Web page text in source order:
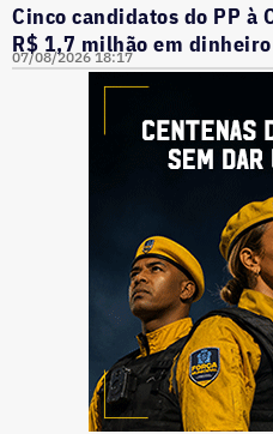
Cinco candidatos do PP à
R$ 1,7 milhão em dinheiro
07/08/2026 18:17